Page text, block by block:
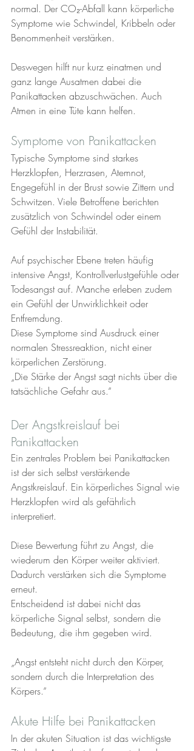
normal. Der CO₂-Abfall kann körperliche
Symptome wie Schwindel, Kribbeln oder
Benommenheit verstärken.
Deswegen hilft nur kurz einatmen und
ganz lange Ausatmen dabei die
Panikattacken abzuschwächen. Auch
Atmen in eine Tüte kann helfen.
Symptome von Panikattacken
Typische Symptome sind starkes
Herzklopfen, Herzrasen, Atemnot,
Engegefühl in der Brust sowie Zittern und
Schwitzen. Viele Betroffene berichten
zusätzlich von Schwindel oder einem
Gefühl der Instabilität.
Auf psychischer Ebene treten häufig
intensive Angst, Kontrollverlustgefühle oder
Todesangst auf. Manche erleben zudem
ein Gefühl der Unwirklichkeit oder
Entfremdung.
Diese Symptome sind Ausdruck einer
normalen Stressreaktion, nicht einer
körperlichen Zerstörung.
„Die Stärke der Angst sagt nichts über die
tatsächliche Gefahr aus.“
Der Angstkreislauf bei
Panikattacken
Ein zentrales Problem bei Panikattacken
ist der sich selbst verstärkende
Angstkreislauf. Ein körperliches Signal wie
Herzklopfen wird als gefährlich
interpretiert.
Diese Bewertung führt zu Angst, die
wiederum den Körper weiter aktiviert.
Dadurch verstärken sich die Symptome
erneut.
Entscheidend ist dabei nicht das
körperliche Signal selbst, sondern die
Bedeutung, die ihm gegeben wird.
„Angst entsteht nicht durch den Körper,
sondern durch die Interpretation des
Körpers.“
Akute Hilfe bei Panikattacken
In der akuten Situation ist das wichtigste